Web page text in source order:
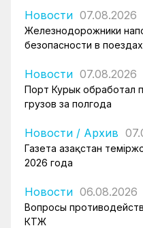
Новости 07.08.2026
Железнодорожники
безопасности в
Новости 07.08.2026
Порт Курык обработал
грузов за полгода
Новости / Архив
Газета Қазақстан
2026 года
Новости 06.08.2026
Вопросы
КТЖ